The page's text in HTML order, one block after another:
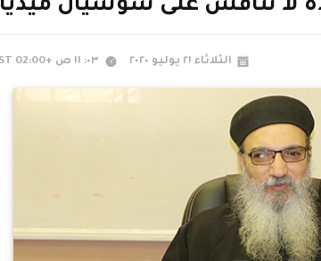
لا تناقش على سوشيال ميديا
الثلاثاء ٢١ يوليو ٢٠٢٠ ٠٣: ١١ ص +02:00 CEST